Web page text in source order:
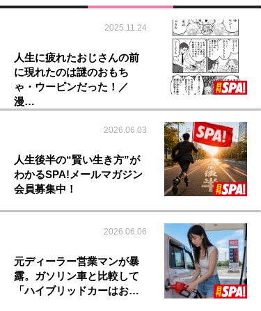
2025.11.24
人生に疲れたおじさんの前
に現れたのは謎のおもち
ゃ・ウーピンだった！／
漫…
2026.06.03
人生後半の“賢い生き方”が
わかるSPA!メールマガジン
会員募集中！
2026.06.06
元ディーラー営業マンが暴
露。ガソリン車と比較して
「ハイブリッドカーはお…